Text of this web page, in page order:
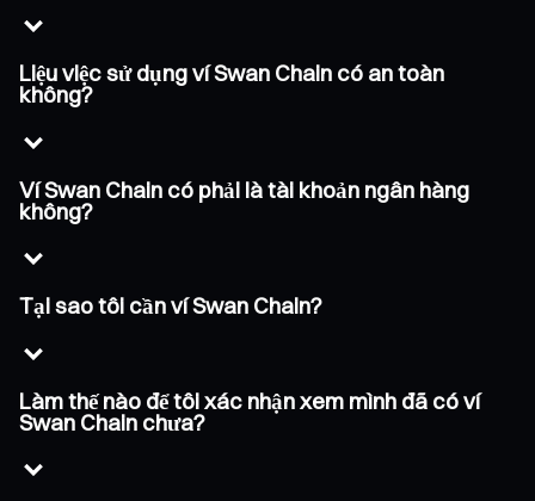
Liệu việc sử dụng ví Swan Chain có an toàn
không?
Ví Swan Chain có phải là tài khoản ngân hàng
không?
Tại sao tôi cần ví Swan Chain?
Làm thế nào để tôi xác nhận xem mình đã có ví
Swan Chain chưa?